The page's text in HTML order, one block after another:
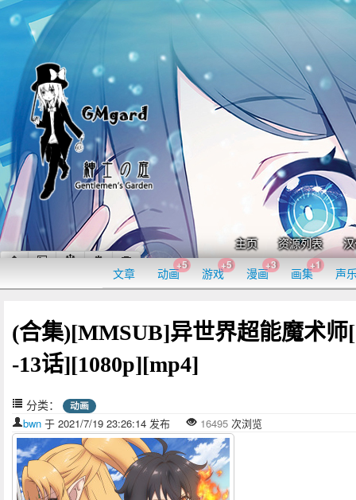
主页 资源列表
文章 动画
+5
游戏
+5
漫画
+3
画集
+1
声
(合集)[MMSUB]异世界超能魔术师
-13话][1080p][mp4]
分类： 动画
bwn 于 2021/7/19 23:26:14 发布 16495 次浏览